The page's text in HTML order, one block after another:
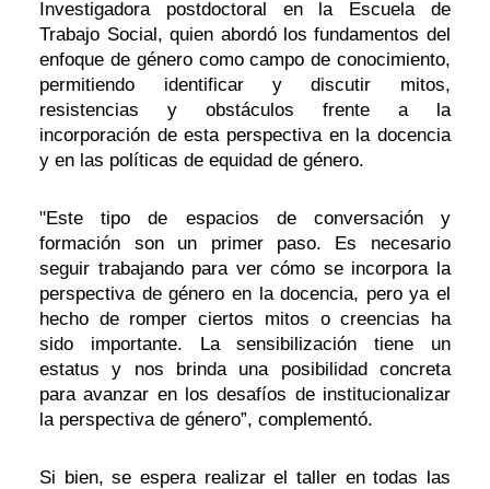
Investigadora postdoctoral en la Escuela de
Trabajo Social, quien abordó los fundamentos del
enfoque de género como campo de conocimiento,
permitiendo identificar y discutir mitos,
resistencias y obstáculos frente a la
incorporación de esta perspectiva en la docencia
y en las políticas de equidad de género.
"Este tipo de espacios de conversación y
formación son un primer paso. Es necesario
seguir trabajando para ver cómo se incorpora la
perspectiva de género en la docencia, pero ya el
hecho de romper ciertos mitos o creencias ha
sido importante. La sensibilización tiene un
estatus y nos brinda una posibilidad concreta
para avanzar en los desafíos de institucionalizar
la perspectiva de género”, complementó.
Si bien, se espera realizar el taller en todas las